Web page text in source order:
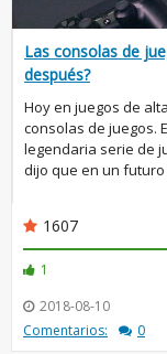
Las consolas de
después?
Hoy en juegos de
consolas de juegos.
legendaria serie de
dijo que en un futuro
1607
1
2018-08-10
Comentarios:
0